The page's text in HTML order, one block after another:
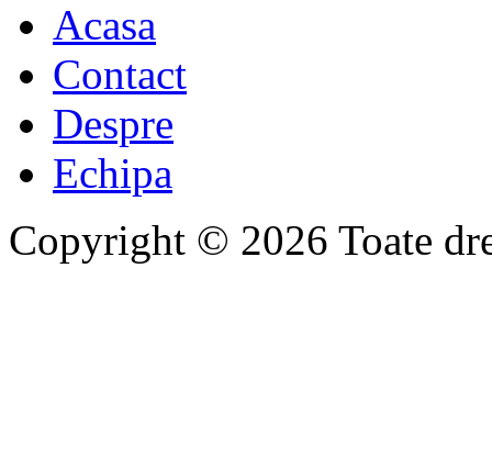
Acasa
Contact
Despre
Echipa
Copyright © 2026 Toate